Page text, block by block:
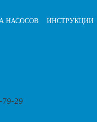
НАСОСОВ ИНСТРУКЦИИ
79-29